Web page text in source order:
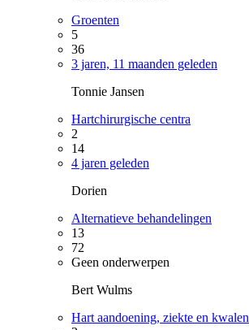
Groenten
5
36
3 jaren, 11 maanden geleden
Tonnie Jansen
Hartchirurgische centra
2
14
4 jaren geleden
Dorien
Alternatieve behandelingen
13
72
Geen onderwerpen
Bert Wulms
Hart aandoening, ziekte en kwalen